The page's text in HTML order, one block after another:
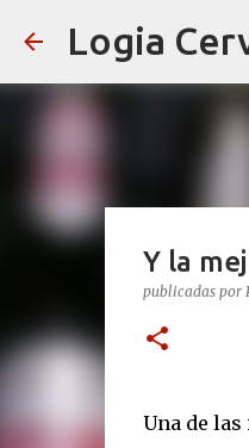
Logia
Y la
publicadas por
Una de